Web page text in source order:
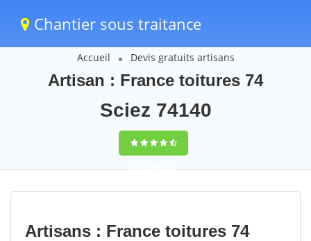
Chantier sous traitance
Accueil Devis gratuits artisans
Artisan : France toitures 74
Sciez 74140
9,5(100%)81
votes
Artisans : France toitures 74